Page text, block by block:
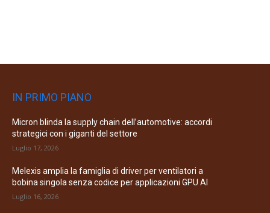
IN PRIMO PIANO
Micron blinda la supply chain dell’automotive: accordi
strategici con i giganti del settore
Luglio 17, 2026
Melexis amplia la famiglia di driver per ventilatori a
bobina singola senza codice per applicazioni GPU AI
Luglio 16, 2026